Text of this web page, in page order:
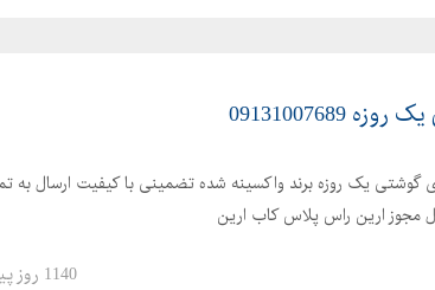
گوشتی یک روزه برند واکسینه شده تضمینی با کیفیت ارسال به
مجوز ارین راس پلاس کاب ارین
1140 روز پیش